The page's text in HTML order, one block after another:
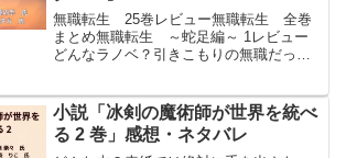
無職転生 25巻レビュー無職転生 全巻
まとめ無職転生 ～蛇足編～ 1レビュー
どんなラノベ？引きこもりの無職だった
った高校生達を助けたら轢かれてしまい
死亡し転生した。今度...
小説「冰剣の魔術師が世界を統べ
る 2 巻」感想・ネタバレ